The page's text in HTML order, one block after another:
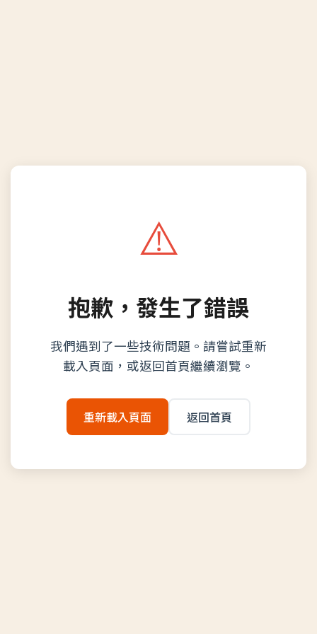
⚠️
抱歉，發生了錯誤
我們遇到了一些技術問題。請嘗試重新
載入頁面，或返回首頁繼續瀏覽。
重新載入頁面 返回首頁